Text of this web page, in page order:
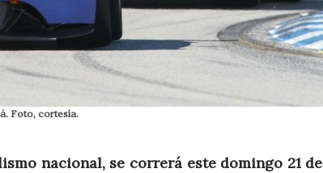
Foto, cortesía.
nacional, se correrá este domingo 21 de